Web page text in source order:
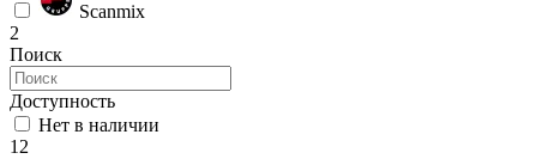
Scanmix
2
Поиск
Доступность
Нет в наличии
12